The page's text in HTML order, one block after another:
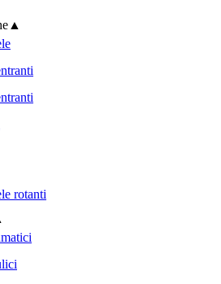
▲
rotanti